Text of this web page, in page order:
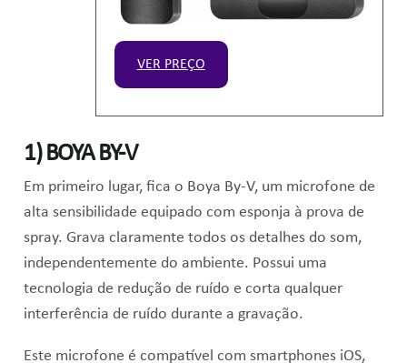
VER PREÇO
1) BOYA BY-V
Em primeiro lugar, fica o Boya By-V, um microfone de
alta sensibilidade equipado com esponja à prova de
spray. Grava claramente todos os detalhes do som,
independentemente do ambiente. Possui uma
tecnologia de redução de ruído e corta qualquer
interferência de ruído durante a gravação.
Este microfone é compatível com smartphones iOS,